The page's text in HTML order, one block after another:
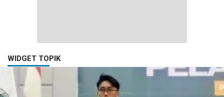
WIDGET TOPIK